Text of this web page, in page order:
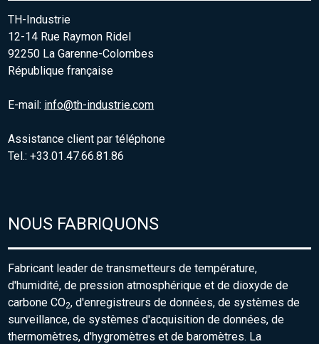
TH-Industrie
12-14 Rue Raymon Ridel
92250 La Garenne-Colombes
République française
E-mail: info@th-industrie.com
Assistance client par téléphone
Tel.: +33.01.47.66.81.86
NOUS FABRIQUONS
Fabricant leader de transmetteurs de température,
d'humidité, de pression atmosphérique et de dioxyde de
carbone CO2, d'enregistreurs de données, de systèmes de
surveillance, de systèmes d'acquisition de données, de
thermomètres, d'hygromètres et de baromètres. La